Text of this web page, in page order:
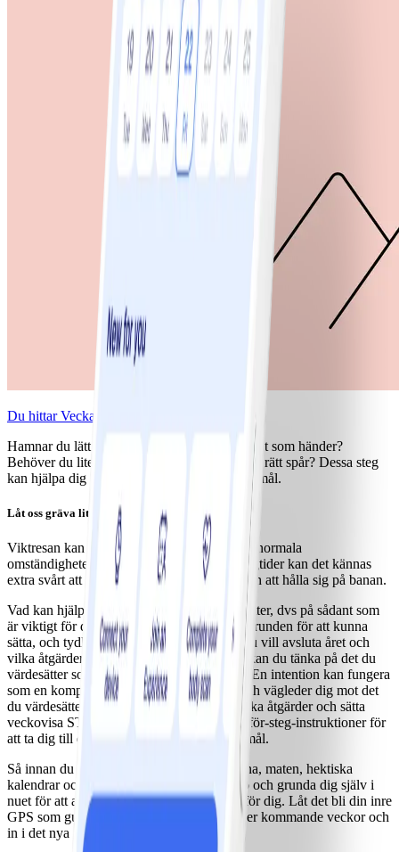
Du hittar Veckans strategi som PDF här.
Hamnar du lätt på villovägar när det är mycket som händer?
Behöver du lite extra hjälp för att hålla dig på rätt spår? Dessa steg
kan hjälpa dig att vägleda dig själv mot dina mål.
Låt oss gräva lite djupare…
Viktresan kan vara nog så utmanande under normala
omständigheter, men under semester och högtider kan det kännas
extra svårt att vara fokuserad, närvarande och att hålla sig på banan.
Vad kan hjälpa? Att tänka på det du värdesätter, dvs på sådant som
är viktigt för dig. När du gör det lägger du grunden för att kunna
sätta, och tydliggöra, din intention för hur du vill avsluta året och
vilka åtgärder du ska vidta. Med andra ord kan du tänka på det du
värdesätter som den ultimata destinationen. En intention kan fungera
som en kompass som pekar ut riktningen och vägleder dig mot det
du värdesätter. Genom att identifiera specifika åtgärder och sätta
veckovisa STAR-mål ger du dig själv steg-för-steg-instruktioner för
att ta dig till din destination, dvs ditt större mål.
Så innan du börjar navigera bland julfesterna, maten, hektiska
kalendrar och hinder på vägen - stanna upp och grunda dig själv i
nuet för att ansluta till det som är viktigast för dig. Låt det bli din inre
GPS som guidar dig närmare dina mål under kommande veckor och
in i det nya året.